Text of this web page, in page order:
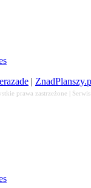
|
prawa zastrzeżone |